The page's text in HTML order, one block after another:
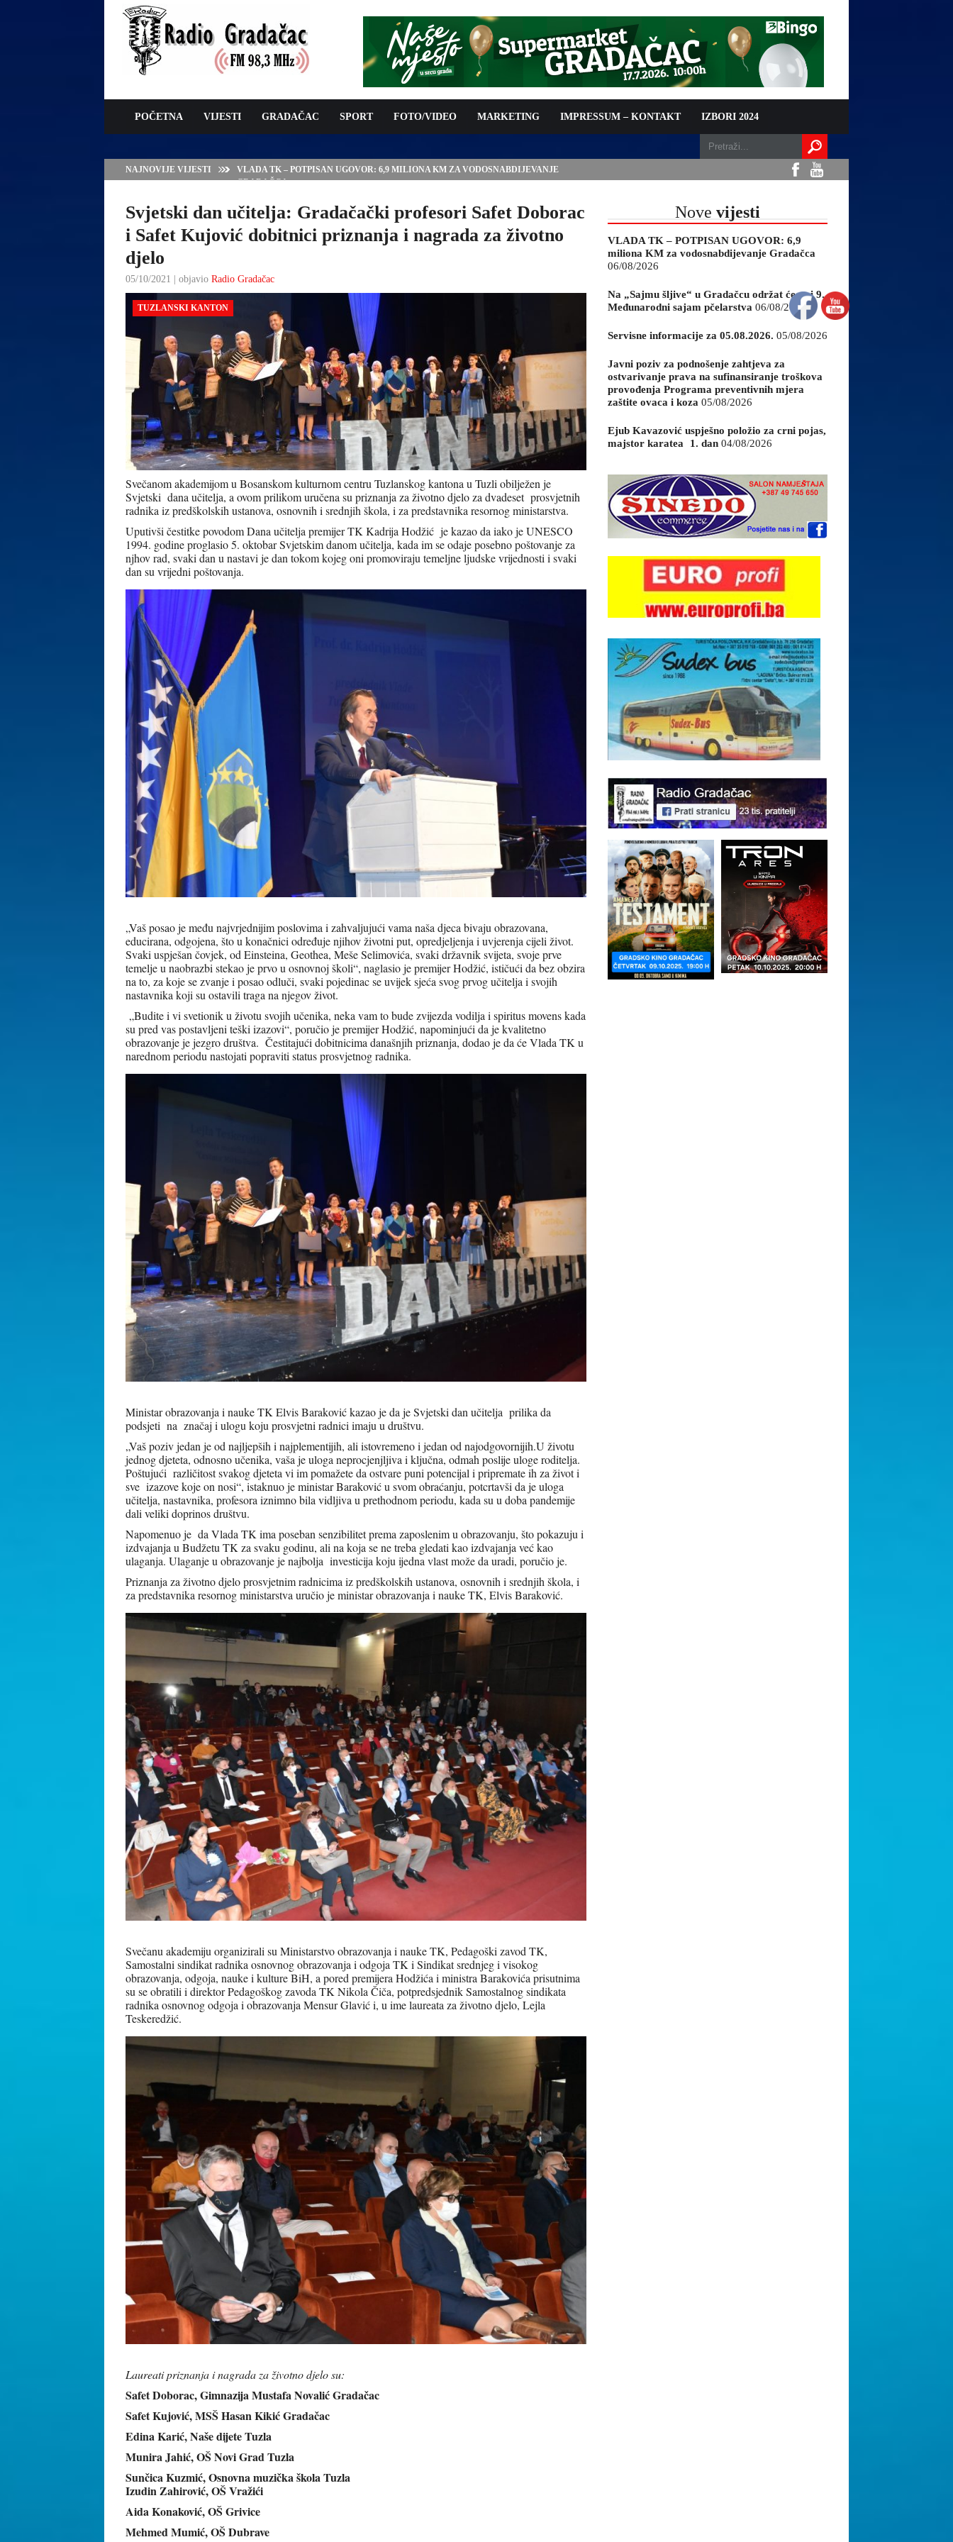
POČETNA VIJESTI GRADAČAC SPORT FOTO/VIDEO MARKETING IMPRESSUM – KONTAKT IZBORI 2024
NAJNOVIJE VIJESTI
NA „SAJMU ŠLJIVE“ U GRADAČCU ODRŽAT ĆE SE I 9. MEĐUNARODNI SAJAM
PČELARSTVA
Svjetski dan učitelja: Gradačački profesori Safet Doborac
i Safet Kujović dobitnici priznanja i nagrada za životno
djelo
05/10/2021 | objavio Radio Gradačac
TUZLANSKI KANTON
Svečanom akademijom u Bosanskom kulturnom centru Tuzlanskog kantona u Tuzli obilježen je
Svjetski dana učitelja, a ovom prilikom uručena su priznanja za životno djelo za dvadeset prosvjetnih
radnika iz predškolskih ustanova, osnovnih i srednjih škola, i za predstavnika resornog ministarstva.
Uputivši čestitke povodom Dana učitelja premijer TK Kadrija Hodžić je kazao da iako je UNESCO
1994. godine proglasio 5. oktobar Svjetskim danom učitelja, kada im se odaje posebno poštovanje za
njhov rad, svaki dan u nastavi je dan tokom kojeg oni promoviraju temeljne ljudske vrijednosti i svaki
dan su vrijedni poštovanja.
„Vaš posao je među najvrjednijim poslovima i zahvaljujući vama naša djeca bivaju obrazovana,
educirana, odgojena, što u konačnici određuje njihov životni put, opredjeljenja i uvjerenja cijeli život.
Svaki uspješan čovjek, od Einsteina, Geothea, Meše Selimovića, svaki državnik svijeta, svoje prve
temelje u naobrazbi stekao je prvo u osnovnoj školi“, naglasio je premijer Hodžić, ističući da bez obzira
na to, za koje se zvanje i posao odluči, svaki pojedinac se uvijek sjeća svog prvog učitelja i svojih
nastavnika koji su ostavili traga na njegov život.
„Budite i vi svetionik u životu svojih učenika, neka vam to bude zvijezda vodilja i spiritus movens kada
su pred vas postavljeni teški izazovi“, poručio je premijer Hodžić, napominjući da je kvalitetno
obrazovanje je jezgro društva. Čestitajući dobitnicima današnjih priznanja, dodao je da će Vlada TK u
narednom periodu nastojati popraviti status prosvjetnog radnika.
Ministar obrazovanja i nauke TK Elvis Baraković kazao je da je Svjetski dan učitelja prilika da
podsjeti na značaj i ulogu koju prosvjetni radnici imaju u društvu.
„Vaš poziv jedan je od najljepših i najplementijih, ali istovremeno i jedan od najodgovornijih.U životu
jednog djeteta, odnosno učenika, vaša je uloga neprocjenjljiva i ključna, odmah poslije uloge roditelja.
Poštujući različitost svakog djeteta vi im pomažete da ostvare puni potencijal i pripremate ih za život i
sve izazove koje on nosi“, istaknuo je ministar Baraković u svom obraćanju, potcrtavši da je uloga
učitelja, nastavnika, profesora iznimno bila vidljiva u prethodnom periodu, kada su u doba pandemije
dali veliki doprinos društvu.
Napomenuo je da Vlada TK ima poseban senzibilitet prema zaposlenim u obrazovanju, što pokazuju i
izdvajanja u Budžetu TK za svaku godinu, ali na koja se ne treba gledati kao izdvajanja već kao
ulaganja. Ulaganje u obrazovanje je najbolja investicija koju ijedna vlast može da uradi, poručio je.
Priznanja za životno djelo prosvjetnim radnicima iz predškolskih ustanova, osnovnih i srednjih škola, i
za predstavnika resornog ministarstva uručio je ministar obrazovanja i nauke TK, Elvis Baraković.
Svečanu akademiju organizirali su Ministarstvo obrazovanja i nauke TK, Pedagoški zavod TK,
Samostalni sindikat radnika osnovnog obrazovanja i odgoja TK i Sindikat srednjeg i visokog
obrazovanja, odgoja, nauke i kulture BiH, a pored premijera Hodžića i ministra Barakovića prisutnima
su se obratili i direktor Pedagoškog zavoda TK Nikola Čiča, potpredsjednik Samostalnog sindikata
radnika osnovnog odgoja i obrazovanja Mensur Glavić i, u ime laureata za životno djelo, Lejla
Teskeredžić.
Laureati priznanja i nagrada za životno djelo su:
Safet Doborac, Gimnazija Mustafa Novalić Gradačac
Safet Kujović, MSŠ Hasan Kikić Gradačac
Edina Karić, Naše dijete Tuzla
Munira Jahić, OŠ Novi Grad Tuzla
Sunčica Kuzmić, Osnovna muzička škola Tuzla
Izudin Zahirović, OŠ Vražići
Aida Konaković, OŠ Grivice
Mehmed Mumić, OŠ Dubrave
Nove vijesti
VLADA TK – POTPISAN UGOVOR: 6,9
miliona KM za vodosnabdijevanje Gradačca
06/08/2026
Na „Sajmu šljive“ u Gradačcu održat će se i 9.
Međunarodni sajam pčelarstva 06/08/2026
Servisne informacije za 05.08.2026. 05/08/2026
Javni poziv za podnošenje zahtjeva za
ostvarivanje prava na sufinansiranje troškova
provođenja Programa preventivnih mjera
zaštite ovaca i koza 05/08/2026
Ejub Kavazović uspješno položio za crni pojas,
majstor karatea 1. dan 04/08/2026